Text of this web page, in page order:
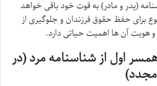
(پدر و مادر) به قوت خود باقی خواهد
برای حفظ حقوق فرزندان و جلوگیری از
هویت آن ها اهمیت حیاتی دارد.
اول از شناسنامه مرد (در